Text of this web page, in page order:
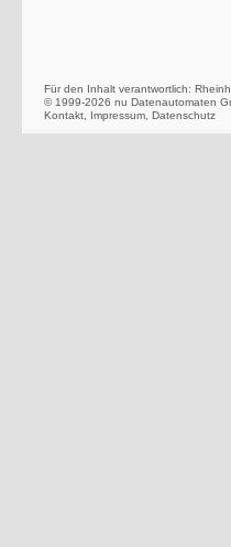
Für den Inhalt verantwortlich:
© 1999-2026 nu Datenautomaten
Kontakt
Impressum Datenschutz